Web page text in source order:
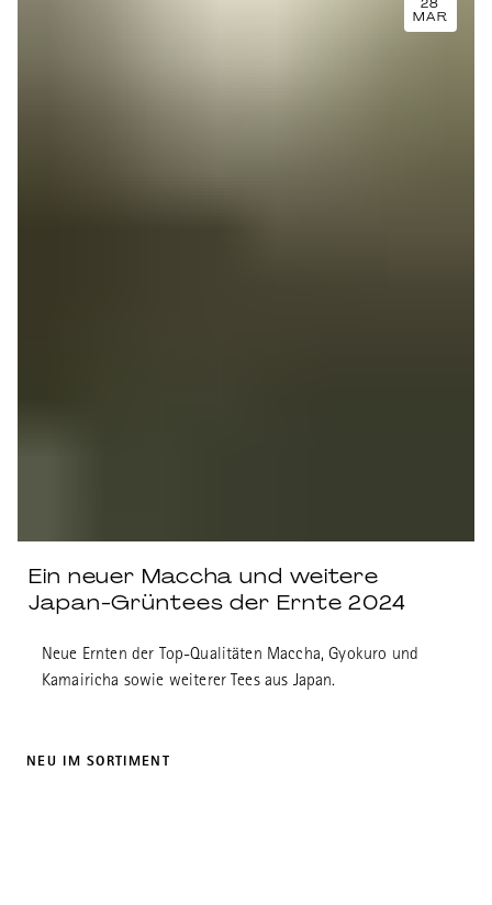
MAR
Ein neuer Maccha und weitere
Japan-Grüntees der Ernte 2024
Neue Ernten der Top-Qualitäten Maccha, Gyokuro und
Kamairicha sowie weiterer Tees aus Japan.
NEU IM SORTIMENT